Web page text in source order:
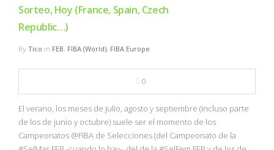
Sorteo, Hoy (France, Spain, Czech
Republic…)
By Tico in FEB, FIBA (World), FIBA Europe
0
El verano, los meses de julio, agosto y septiembre (incluso parte
de los de junio y octubre) suele ser el momento de los
Campeonatos @FIBA de Selecciones (del Campeonato de la